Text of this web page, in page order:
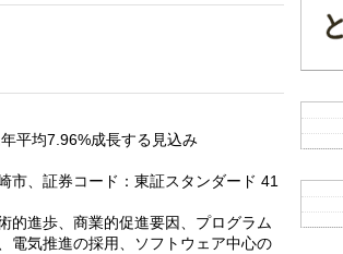
平均7.96%成長する見込み
市、証券コード：東証スタンダード 41
的進歩、商業的促進要因、プログラム
電気推進の採用、ソフトウェア中心の